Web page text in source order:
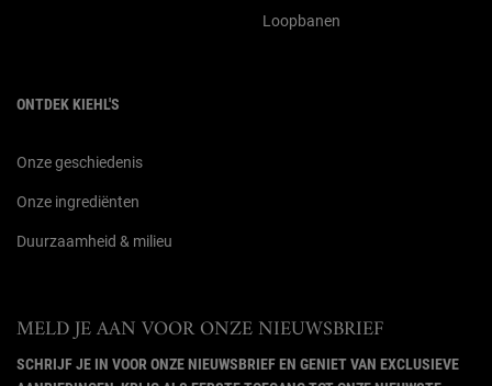
Loopbanen
ONTDEK KIEHL'S
Onze geschiedenis
Onze ingrediënten
Duurzaamheid & milieu
MELD JE AAN VOOR ONZE NIEUWSBRIEF
SCHRIJF JE IN VOOR ONZE NIEUWSBRIEF EN GENIET VAN EXCLUSIEVE